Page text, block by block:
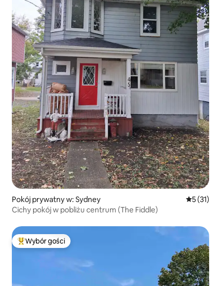
Pokój prywatny w: Sydney Średnia
5 (31)
Cichy pokój w pobliżu centrum (The Fiddle)
Najpopularniejsze z kategorii Wybór gości
Wybór gości